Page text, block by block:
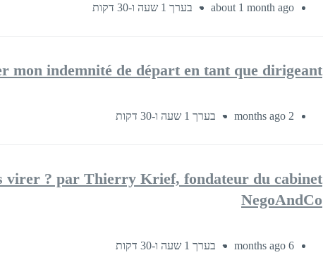
about 1 month ago בערך 1 שעה ו-30 דקות
mon indemnité de départ en tant que dirigeant ?
2 months ago בערך 1 שעה ו-30 דקות
virer ? par Thierry Krief, fondateur du cabinet
NegoAndCo
6 months ago בערך 1 שעה ו-30 דקות